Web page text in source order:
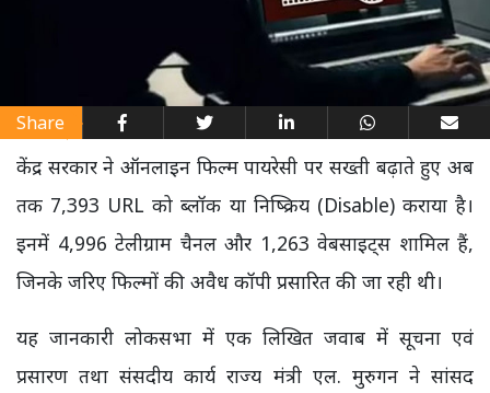
Share
केंद्र सरकार ने ऑनलाइन फिल्म पायरेसी पर सख्ती बढ़ाते हुए अब
तक 7,393 URL को ब्लॉक या निष्क्रिय (Disable) कराया है।
इनमें 4,996 टेलीग्राम चैनल और 1,263 वेबसाइट्स शामिल हैं,
जिनके जरिए फिल्मों की अवैध कॉपी प्रसारित की जा रही थी।
यह जानकारी लोकसभा में एक लिखित जवाब में सूचना एवं
प्रसारण तथा संसदीय कार्य राज्य मंत्री एल. मुरुगन ने सांसद